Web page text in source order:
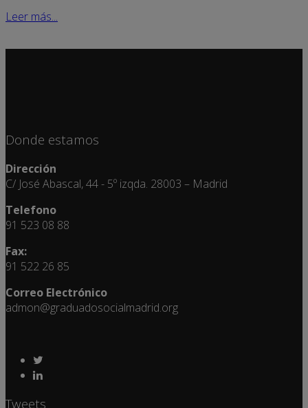
Leer más...
Donde estamos
Dirección
C/ José Abascal, 44 - 5º izqda. 28003 – Madrid
Telefono
91 523 08 88
Fax:
91 522 26 85
Correo Electrónico
admon@graduadosocialmadrid.org
Tweets